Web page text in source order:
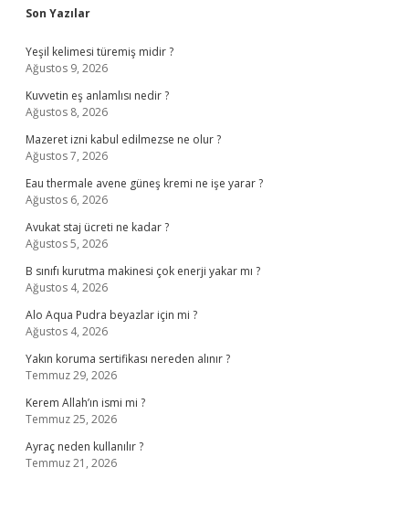
Sidebar
Son Yazılar
Yeşil kelimesi türemiş midir ?
Ağustos 9, 2026
Kuvvetin eş anlamlısı nedir ?
Ağustos 8, 2026
Mazeret izni kabul edilmezse ne olur ?
Ağustos 7, 2026
Eau thermale avene güneş kremi ne işe yarar ?
Ağustos 6, 2026
Avukat staj ücreti ne kadar ?
Ağustos 5, 2026
B sınıfı kurutma makinesi çok enerji yakar mı ?
Ağustos 4, 2026
Alo Aqua Pudra beyazlar için mi ?
Ağustos 4, 2026
Yakın koruma sertifikası nereden alınır ?
Temmuz 29, 2026
Kerem Allah’ın ismi mi ?
Temmuz 25, 2026
Ayraç neden kullanılır ?
Temmuz 21, 2026